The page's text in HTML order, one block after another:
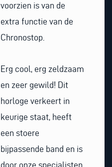
voorzien is van de
extra functie van de
Chronostop.
Erg cool, erg zeldzaam
en zeer gewild! Dit
horloge verkeert in
keurige staat, heeft
een stoere
bijpassende band en is
door onze specialisten